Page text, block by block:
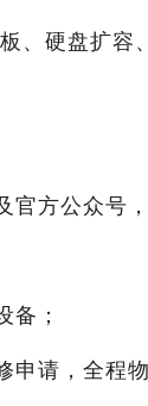
、硬盘扩容
方公众号
备；
请，全程